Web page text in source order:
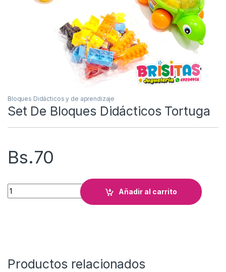
Bloques Didácticos y de aprendizaje
Set De Bloques Didácticos Tortuga
Bs.70
Set De Bloques Didácticos Tortuga cantidad
Añadir al carrito
Productos relacionados